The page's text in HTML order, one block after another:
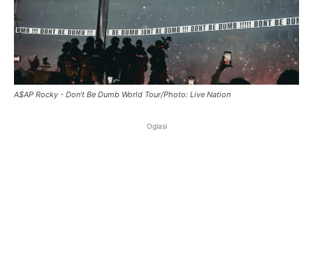
A$AP Rocky - Don’t Be Dumb World Tour/Photo: Live Nation
Oglasi